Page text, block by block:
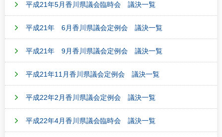
平成21年5月香川県議会臨時会 議決一覧
平成21年 6月香川県議会定例会 議決一覧
平成21年 9月香川県議会定例会 議決一覧
平成21年11月香川県議会定例会 議決一覧
平成22年2月香川県議会定例会 議決一覧
平成22年4月香川県議会臨時会 議決一覧